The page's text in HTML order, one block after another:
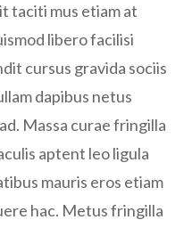
taciti mus etiam at
libero facilisi
cursus gravida sociis
dapibus netus
Massa curae fringilla
aptent leo ligula
mauris eros etiam
hac. Metus fringilla